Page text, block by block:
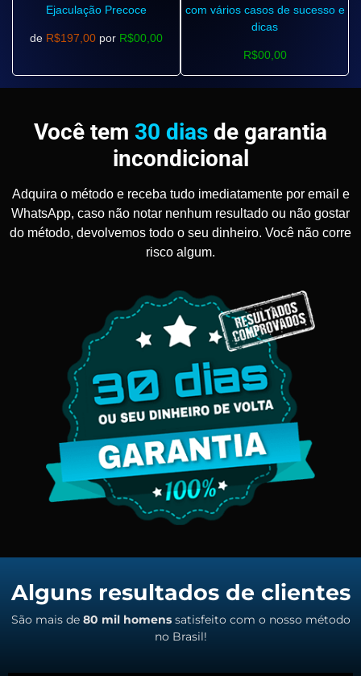
Ejaculação Precoce
de R$197,00 por R$00,00
com vários casos de sucesso e
dicas
R$00,00
Você tem 30 dias de garantia
incondicional
Adquira o método e receba tudo imediatamente por email e
WhatsApp, caso não notar nenhum resultado ou não gostar
do método, devolvemos todo o seu dinheiro. Você não corre
risco algum.
Alguns resultados de clientes
São mais de 80 mil homenssatisfeito com o nosso método
no Brasil!